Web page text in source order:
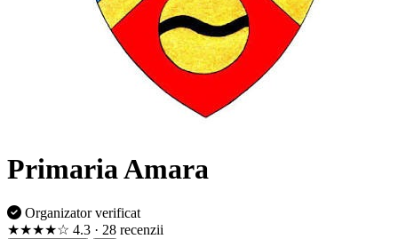
Primaria Amara
Organizator verificat
★★★★☆ 4.3 · 28 recenzii